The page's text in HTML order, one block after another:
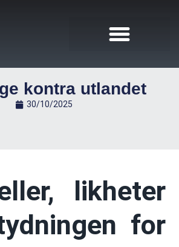
kontra utlandet
30/10/2025
likheter
for